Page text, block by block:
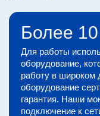
Более
Для работы
оборудование,
работу в широком
оборудование
гарантия. Наши
подключение к